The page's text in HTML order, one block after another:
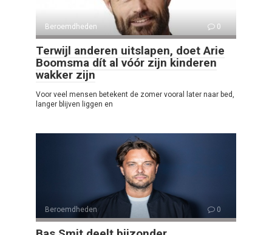
Beroemdheden 0
Terwijl anderen uitslapen, doet Arie
Boomsma dít al vóór zijn kinderen
wakker zijn
Voor veel mensen betekent de zomer vooral later naar bed,
langer blijven liggen en
Beroemdheden 0